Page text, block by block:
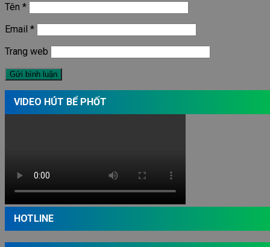
Tên *
Email *
Trang web
VIDEO HÚT BỂ PHỐT
HOTLINE